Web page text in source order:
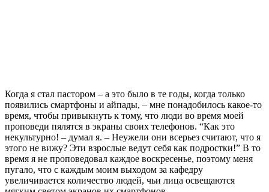
Когда я стал пастором – а это было в те годы, когда только
появились смартфоны и айпады, – мне понадобилось какое-то
время, чтобы привыкнуть к тому, что люди во время моей
проповеди пялятся в экраны своих телефонов. “Как это
некультурно! – думал я. – Неужели они всерьез считают, что я
этого не вижу? Эти взрослые ведут себя как подростки!” В то
время я не проповедовал каждое воскресенье, поэтому меня
пугало, что с каждым моим выходом за кафедру
увеличивается количество людей, чьи лица освещаются